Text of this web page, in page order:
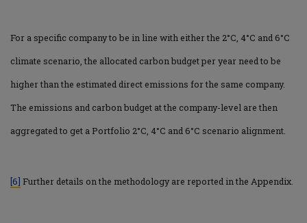
For a specific company to be in line with either the 2°C, 4°C and 6°C
climate scenario, the allocated carbon budget per year need to be
higher than the estimated direct emissions for the same company.
The emissions and carbon budget at the company-level are then
aggregated to get a Portfolio 2°C, 4°C and 6°C scenario alignment.
[6] Further details on the methodology are reported in the Appendix.